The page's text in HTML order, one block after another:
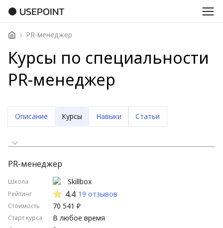
USEPOINT
PR-менеджер
Курсы по специальности
PR-менеджер
Описание Курсы Навыки Статьи
Сначала дорогие
Стартуют скоро
Стартуют нескоро
PR-менеджер
Школа
Рейтинг
Стоимость
Старт курса
Skillbox
4.4 19 отзывов
70 541 ₽
В любое время